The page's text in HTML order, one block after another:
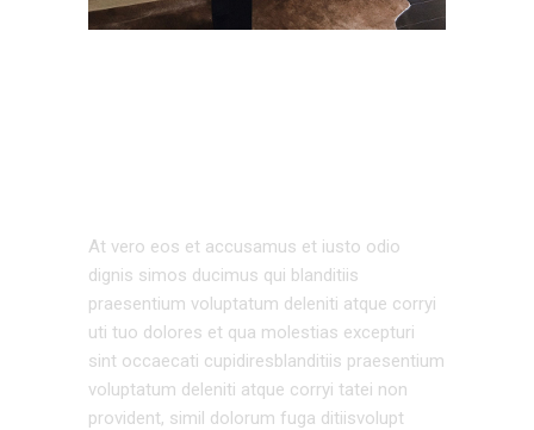
At vero eos et accusamus et iusto odio
dignis simos ducimus qui blanditiis
praesentium voluptatum deleniti atque corryi
uti tuo dolores et qua molestias excepturi
sint occaecati cupidiresblanditiis praesentium
voluptatum deleniti atque corryi tatei non
provident, simil dolorum fuga ditiisvolupt